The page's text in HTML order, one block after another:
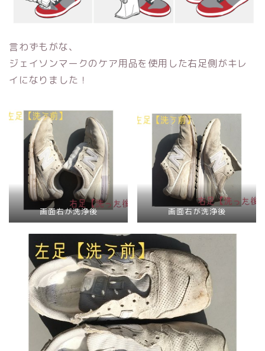
言わずもがな、
ジェイソンマークのケア用品を使用した右足側がキレ
イになりました！
画面右が洗浄後 画面右が洗浄後